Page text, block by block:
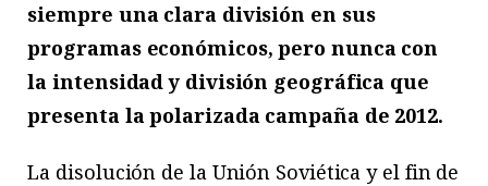
siempre una clara división en sus
programas económicos, pero nunca con
la intensidad y división geográfica que
presenta la polarizada campaña de 2012.
La disolución de la Unión Soviética y el fin de